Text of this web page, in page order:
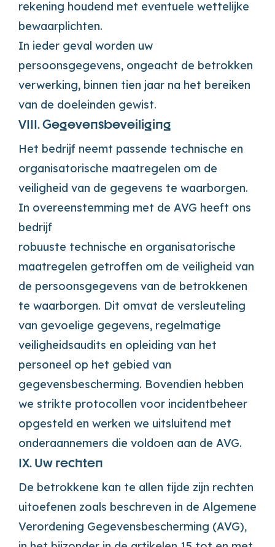
rekening houdend met eventuele wettelijke
bewaarplichten.
In ieder geval worden uw
persoonsgegevens, ongeacht de betrokken
verwerking, binnen tien jaar na het bereiken
van de doeleinden gewist.
VIII. Gegevensbeveiliging
Het bedrijf neemt passende technische en
organisatorische maatregelen om de
veiligheid van de gegevens te waarborgen.
In overeenstemming met de AVG heeft ons
bedrijf
robuuste technische en organisatorische
maatregelen getroffen om de veiligheid van
de persoonsgegevens van de betrokkenen
te waarborgen. Dit omvat de versleuteling
van gevoelige gegevens, regelmatige
veiligheidsaudits en opleiding van het
personeel op het gebied van
gegevensbescherming. Bovendien hebben
we strikte protocollen voor incidentbeheer
opgesteld en werken we uitsluitend met
onderaannemers die voldoen aan de AVG.
IX. Uw rechten
De betrokkene kan te allen tijde zijn rechten
uitoefenen zoals beschreven in de Algemene
Verordening Gegevensbescherming (AVG),